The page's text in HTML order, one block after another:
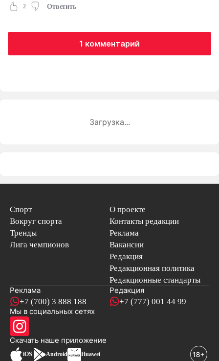
2 Ответить
1 комментарий
Загрузка...
Спорт
Вокруг спорта
Тренды
Лига чемпионов
О проекте
Контакты редакции
Реклама
Вакансии
Редакция
Редакционная политика
Редакционные стандарты
Реклама
+7 (700) 3 888 188
Редакция
+7 (777) 001 44 99
Мы в социальных сетях
Скачать наше приложениеновостей
iOS Android Huawei